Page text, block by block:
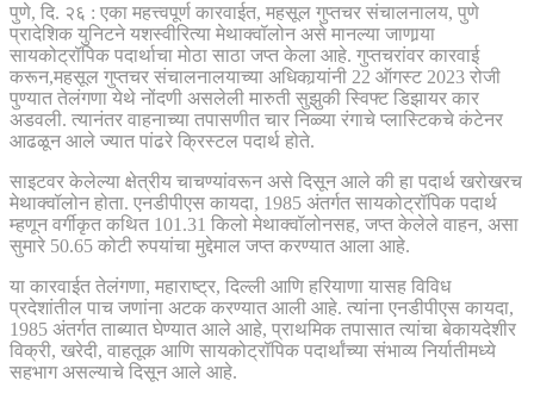
पुणे, दि. २६ : एका महत्त्वपूर्ण कारवाईत, महसूल गुप्तचर संचालनालय, पुणे
प्रादेशिक युनिटने यशस्वीरित्या मेथाक्वॉलोन असे मानल्या जाणार्‍या
सायकोट्रॉपिक पदार्थाचा मोठा साठा जप्त केला आहे. गुप्तचरांवर कारवाई
करून,महसूल गुप्तचर संचालनालयाच्या अधिकार्‍यांनी 22 ऑगस्ट 2023 रोजी
पुण्यात तेलंगणा येथे नोंदणी असलेली मारुती सुझुकी स्विफ्ट डिझायर कार
अडवली. त्यानंतर वाहनाच्या तपासणीत चार निळ्या रंगाचे प्लास्टिकचे कंटेनर
आढळून आले ज्यात पांढरे क्रिस्टल पदार्थ होते.
साइटवर केलेल्या क्षेत्रीय चाचण्यांवरून असे दिसून आले की हा पदार्थ खरोखरच
मेथाक्वॉलोन होता. एनडीपीएस कायदा, 1985 अंतर्गत सायकोट्रॉपिक पदार्थ
म्हणून वर्गीकृत कथित 101.31 किलो मेथाक्वॉलोनसह, जप्त केलेले वाहन, असा
सुमारे 50.65 कोटी रुपयांचा मुद्देमाल जप्त करण्यात आला आहे.
या कारवाईत तेलंगणा, महाराष्ट्र, दिल्ली आणि हरियाणा यासह विविध
प्रदेशांतील पाच जणांना अटक करण्यात आली आहे. त्यांना एनडीपीएस कायदा,
1985 अंतर्गत ताब्यात घेण्यात आले आहे, प्राथमिक तपासात त्यांचा बेकायदेशीर
विक्री, खरेदी, वाहतूक आणि सायकोट्रॉपिक पदार्थांच्या संभाव्य निर्यातीमध्ये
सहभाग असल्याचे दिसून आले आहे.